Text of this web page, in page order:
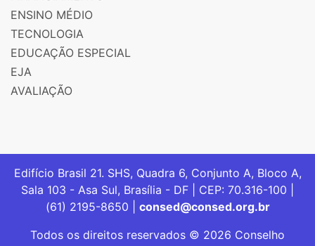
ENSINO MÉDIO
TECNOLOGIA
EDUCAÇÃO ESPECIAL
EJA
AVALIAÇÃO
Edifício Brasil 21. SHS, Quadra 6, Conjunto A, Bloco A,
Sala 103 - Asa Sul, Brasília - DF | CEP: 70.316-100 |
(61) 2195-8650 | consed@consed.org.br
Todos os direitos reservados © 2026 Conselho